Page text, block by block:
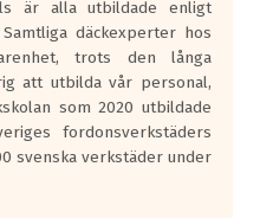
ligger
är alla utbildade enligt
däckexperter hos
trots den långa
att utbilda vår personal,
som 2020 utbildade
fordonsverkstäders
svenska verkstäder under